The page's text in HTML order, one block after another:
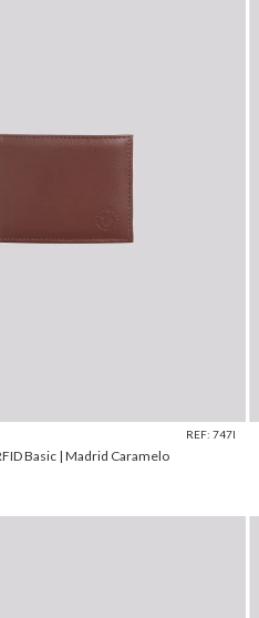
REF: 747I
Basic | Madrid Caramelo